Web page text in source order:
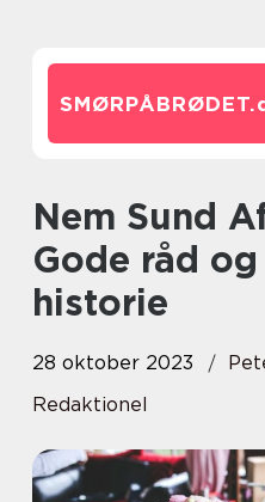
SMØRPÅBRØDET.
Nem Sund Aftensmad:
Gode råd
historie
28 oktober 2023
Redaktionel